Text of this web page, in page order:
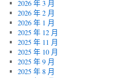
2026 年 3 月
2026 年 2 月
2026 年 1 月
2025 年 12 月
2025 年 11 月
2025 年 10 月
2025 年 9 月
2025 年 8 月